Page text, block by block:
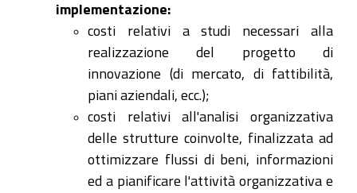
implementazione:
costi relativi a studi necessari alla
realizzazione del progetto di
innovazione (di mercato, di fattibilità,
piani aziendali, ecc.);
costi relativi all'analisi organizzativa
delle strutture coinvolte, finalizzata ad
ottimizzare flussi di beni, informazioni
ed a pianificare l'attività organizzativa e